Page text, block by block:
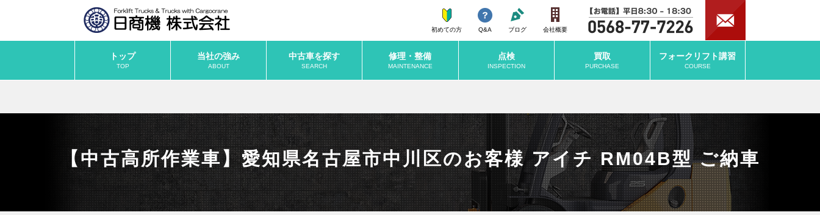
初めての方 Q&A ブログ 会社概要
トップ
TOP
当社の強み
ABOUT
中古車を探す
SEARCH
修理・整備
MAINTENANCE
点検
INSPECTION
買取
PURCHASE
フォークリフト講習
COURSE
【中古高所作業車】愛知県名古屋市中川区のお客様 アイチ RM04B型 ご納車